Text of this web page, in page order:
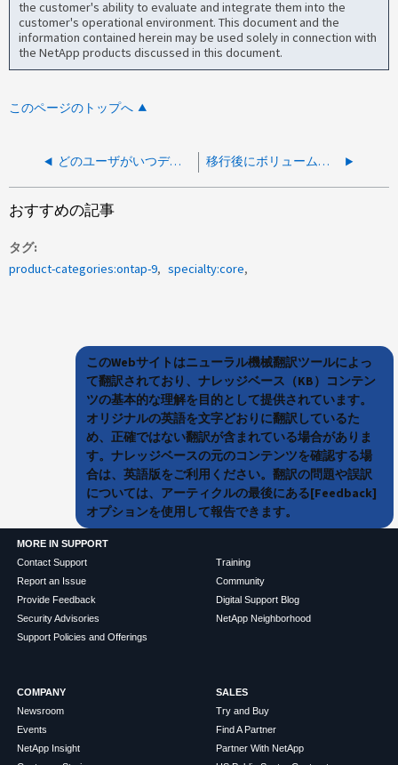
the customer's ability to evaluate and integrate them into the
customer's operational environment. This document and the
information contained herein may be used solely in connection with
the NetApp products discussed in this document.
このページのトップへ
どのユーザがいつデータにアクセスしたかを確認できるFSAレポートを確認できるかを確認する必要がある 移行後にボリュームに対して効率化スキャナを実行する必要がある
おすすめの記事
タグ
product-categories:ontap-9
specialty:core
このWebサイトはニューラル機械翻訳ツールによっ
て翻訳されており、ナレッジベース（KB）コンテン
ツの基本的な理解を目的として提供されています。
オリジナルの英語を文字どおりに翻訳しているた
め、正確ではない翻訳が含まれている場合がありま
す。ナレッジベースの元のコンテンツを確認する場
合は、英語版をご利用ください。翻訳の問題や誤訳
については、アーティクルの最後にある[Feedback]
オプションを使用して報告できます。
MORE IN SUPPORT
Contact Support
Report an Issue
Provide Feedback
Security Advisories
Support Policies and Offerings
Training
Community
Digital Support Blog
NetApp Neighborhood
COMPANY
Newsroom
Events
NetApp Insight
SALES
Try and Buy
Find A Partner
Partner With NetApp